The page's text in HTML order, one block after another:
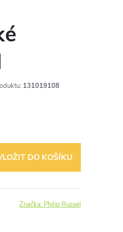
131019108
DO KOŠÍKU
Značka: Philip Russel